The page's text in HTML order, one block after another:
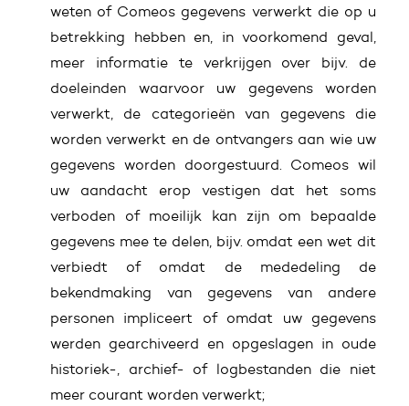
weten of Comeos gegevens verwerkt die op u
betrekking hebben en, in voorkomend geval,
meer informatie te verkrijgen over bijv. de
doeleinden waarvoor uw gegevens worden
verwerkt, de categorieën van gegevens die
worden verwerkt en de ontvangers aan wie uw
gegevens worden doorgestuurd. Comeos wil
uw aandacht erop vestigen dat het soms
verboden of moeilijk kan zijn om bepaalde
gegevens mee te delen, bijv. omdat een wet dit
verbiedt of omdat de mededeling de
bekendmaking van gegevens van andere
personen impliceert of omdat uw gegevens
werden gearchiveerd en opgeslagen in oude
historiek-, archief- of logbestanden die niet
meer courant worden verwerkt;